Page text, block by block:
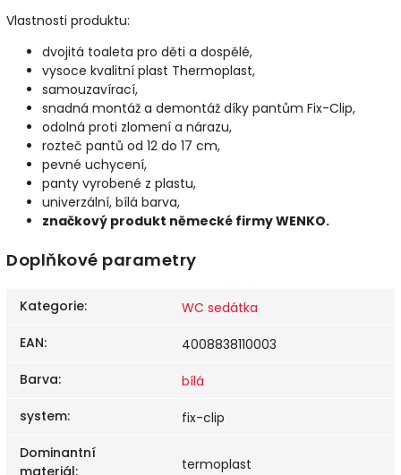
Vlastnosti produktu:
dvojitá toaleta pro děti a dospělé,
vysoce kvalitní plast Thermoplast,
samouzavírací,
snadná montáž a demontáž díky pantům Fix-Clip,
odolná proti zlomení a nárazu,
rozteč pantů od 12 do 17 cm,
pevné uchycení,
panty vyrobené z plastu,
univerzální, bílá barva,
značkový produkt německé firmy WENKO.
Doplňkové parametry
Kategorie:
WC sedátka
EAN:
4008838110003
Barva:
bílá
system:
fix-clip
Dominantní
materiál: termoplast